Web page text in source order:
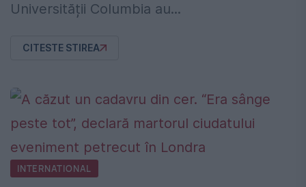
Universității Columbia au...
CITESTE STIREA
INTERNATIONAL